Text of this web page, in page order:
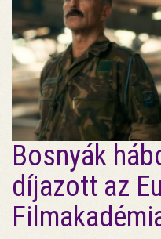
Bosnyák
díjazott az